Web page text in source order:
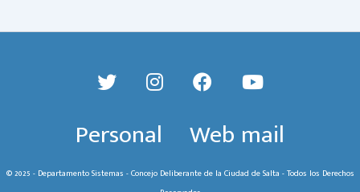
Personal Web mail
© 2025 - Departamento Sistemas - Concejo Deliberante de la Ciudad de Salta - Todos los Derechos